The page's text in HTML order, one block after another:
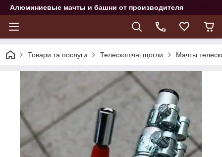
Алюминиевые мачты и башни от производителя
Товари та послуги Телескопічні щогли Мачты